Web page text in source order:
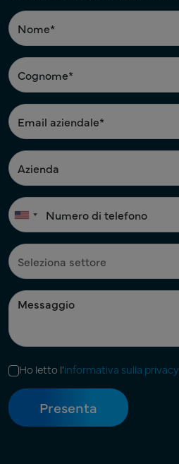
Ho letto l'informativa sulla privacy